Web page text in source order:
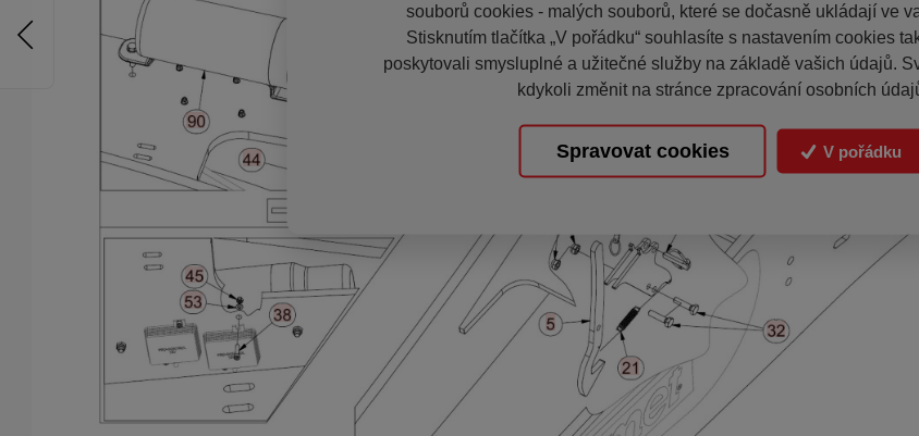
souborů cookies - malých souborů, které se dočasně ukládají ve
Stisknutím tlačítka „V pořádku“ souhlasíte s nastavením cookies
poskytovali smysluplné a užitečné služby na základě vašich údajů.
kdykoli změnit na stránce zpracování osobních
Spravovat cookies V pořádku